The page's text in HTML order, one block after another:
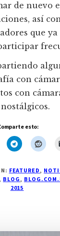
de nuevo
así
que
con
con
esto:
FEATURED,
BLOG,
2015